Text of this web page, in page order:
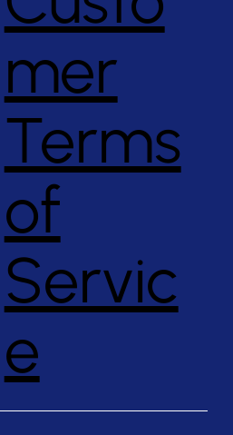
mer
Terms
of
Servic
e